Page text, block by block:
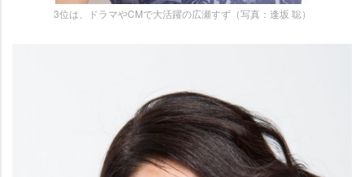
3位は、ドラマやCMで大活躍の広瀬すず（写真：逢坂 聡）